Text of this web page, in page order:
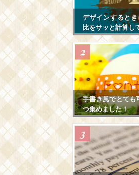
デザインすると
比をサッと計算し
手書き風でとても
つ集めました！